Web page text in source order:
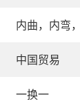
内曲，内弯
中国贸易
一换一